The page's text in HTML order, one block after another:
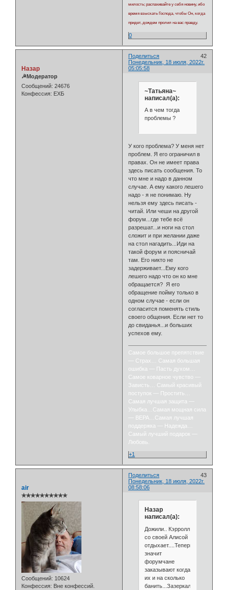
милость; распахивайте у себя новину, ибо
время взыскать Господа, чтобы Он, когда
придет, дождем пролил на вас правду.
0
Поделиться
42
Понедельник, 18 июля, 2022г.
05:05:58
Назар
☭Модератор
Сообщений: 24676
Конфессия: ЕХБ
~Татьяна~
написал(а):
А в чем тогда
проблемы ?
У кого проблема? У меня нет
проблем. Я его ограничил в
правах. Он не имеет права
здесь писать сообщения. То
что мне и надо в данном
случае. А ему какого лешего
надо - я не понимаю. Ну
нельзя ему здесь писать -
читай. Или чеши на другой
форум...где тебе всё
разрешат...и ноги на стол
сложит и при желании даже
на стол нагадить...Иди на
такой форум и поясничай
там. Его никто не
задерживает...Ему кого
лешего надо что он ко мне
обращается? Я его
обращение пойму только в
одном случае - если он
согласится поменять стиль
своего общения. Если нет то
до свиданья...и больших
успехов ему.
Самое большое препятствие
— Страх… Самая большая
ошибка — Пасть духом…
Самое коварное чувство —
Зависть… Самый красивый
поступок — Простить…
Самая лучшая защита —
Улыбка…Самая мощная сила
— ВЕРА…Самая лучшая
поддержка — Надежда…
Самый лучший подарок —
Любовь.
+1
Поделиться
43
Понедельник, 18 июля, 2022г.
08:58:06
air
✯✯✯✯✯✯✯✯✯✯
Сообщений: 10624
Конфессия: Вне конфессий.
Назар
написал(а):
Дожили.. Кэрролл
со своей Алисой
отдыхает....Теперь
значит
форумчане
заказывают когда
их и на сколько
банить...Зазеркалье